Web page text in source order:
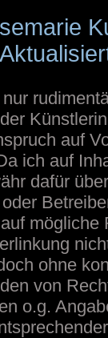
auf
ich auf
dafür
ohne
von
o.g.